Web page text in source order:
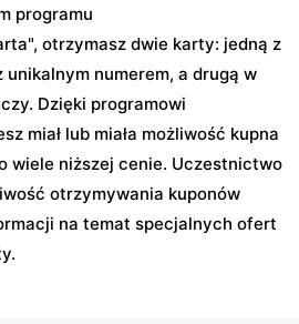
programu
otrzymasz dwie karty: jedną z
numerem, a drugą w
Dzięki programowi
miał lub miała możliwość kupna
wiele niższej cenie. Uczestnictwo
otrzymywania kuponów
na temat specjalnych ofert